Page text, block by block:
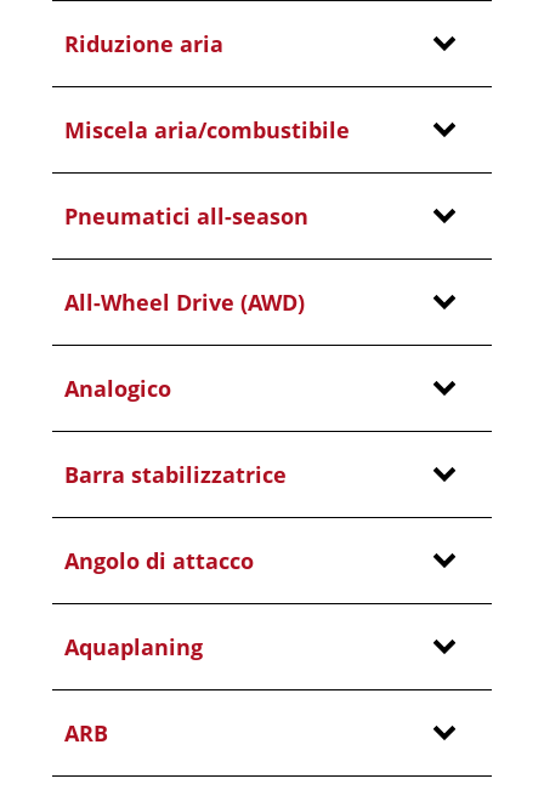
Riduzione aria
Miscela aria/combustibile
Pneumatici all-season
All-Wheel Drive (AWD)
Analogico
Barra stabilizzatrice
Angolo di attacco
Aquaplaning
ARB